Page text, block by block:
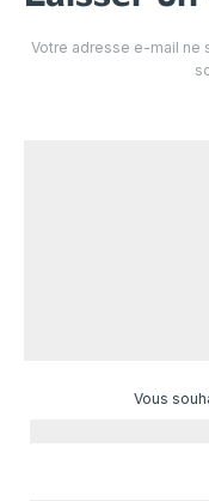
Votre adresse e-mail ne
Vous